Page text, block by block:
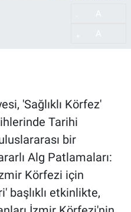
'Sağlıklı Körfez'
Tarihi
bir
Alg Patlamaları:
Körfezi için
başlıklı etkinlikte,